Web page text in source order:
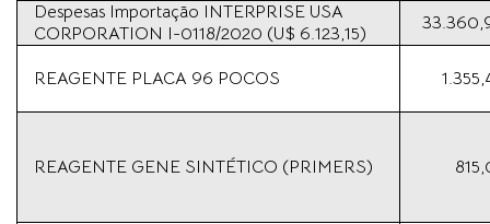
Despesas Importação INTERPRISE USA
CORPORATION I-0118/2020 (U$ 6.123,15)
REAGENTE PLACA 96 POCOS
REAGENTE GENE SINTÉTICO (PRIMERS)